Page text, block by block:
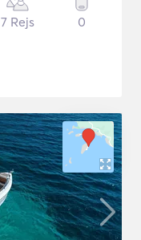
7 Rejs 0